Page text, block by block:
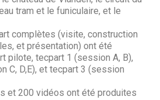
tram et le funiculaire, et le
complètes (visite, construction
et présentation) ont été
pilote, tecpart 1 (session A, B),
C, D,E), et tecpart 3 (session
et 200 vidéos ont été produites